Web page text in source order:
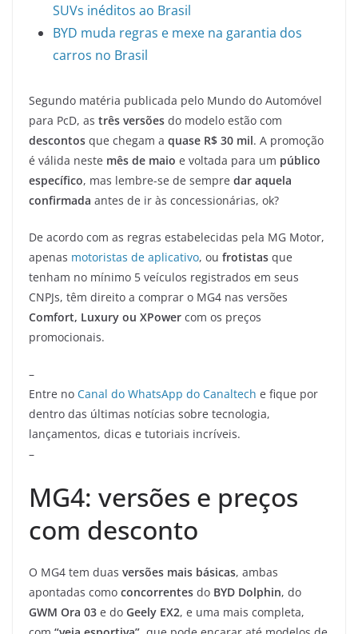
SUVs inéditos ao Brasil
BYD muda regras e mexe na garantia dos
carros no Brasil
Segundo matéria publicada pelo Mundo do Automóvel
para PcD, as três versões do modelo estão com
descontos que chegam a quase R$ 30 mil. A promoção
é válida neste mês de maio e voltada para um público
específico, mas lembre-se de sempre dar aquela
confirmada antes de ir às concessionárias, ok?
De acordo com as regras estabelecidas pela MG Motor,
apenas motoristas de aplicativo, ou frotistas que
tenham no mínimo 5 veículos registrados em seus
CNPJs, têm direito a comprar o MG4 nas versões
Comfort, Luxury ou XPower com os preços
promocionais.
–
Entre no Canal do WhatsApp do Canaltech e fique por
dentro das últimas notícias sobre tecnologia,
lançamentos, dicas e tutoriais incríveis.
–
MG4: versões e preços
com desconto
O MG4 tem duas versões mais básicas, ambas
apontadas como concorrentes do BYD Dolphin, do
GWM Ora 03 e do Geely EX2, e uma mais completa,